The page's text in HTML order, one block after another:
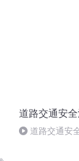
道路交通安
道路交通安